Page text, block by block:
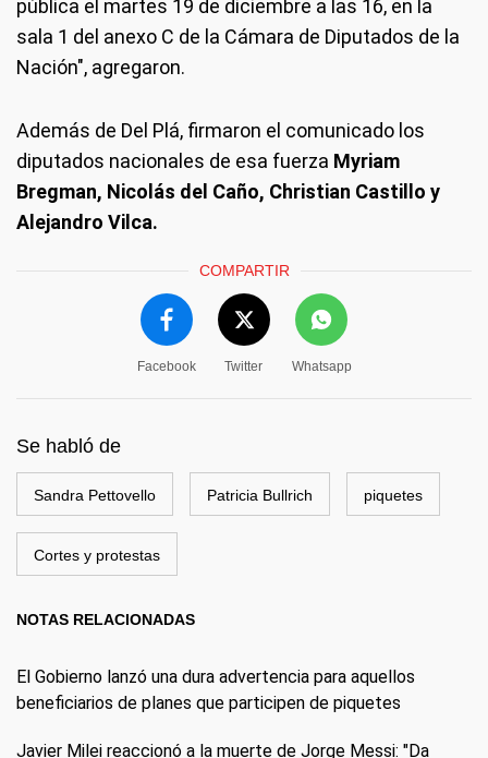
pública el martes 19 de diciembre a las 16, en la
sala 1 del anexo C de la Cámara de Diputados de la
Nación", agregaron.
Además de Del Plá, firmaron el comunicado los
diputados nacionales de esa fuerza Myriam
Bregman, Nicolás del Caño, Christian Castillo y
Alejandro Vilca.
COMPARTIR
Facebook Twitter Whatsapp
Se habló de
Sandra Pettovello Patricia Bullrich piquetes
Cortes y protestas
NOTAS RELACIONADAS
El Gobierno lanzó una dura advertencia para aquellos
beneficiarios de planes que participen de piquetes
Javier Milei reaccionó a la muerte de Jorge Messi: "Da